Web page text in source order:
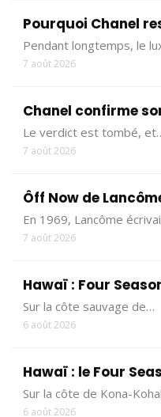
Pourquoi Chanel
Pendant longtemps, le
7 août 2026
Chanel confirme
Le verdict est tombé,
7 août 2026
Ôff Now de
En 1969, Lancôme
7 août 2026
Hawaï : Four
Sur la côte sauvage de…
6 août 2026
Hawaï : le Four
Sur la côte de Kona-
6 août 2026